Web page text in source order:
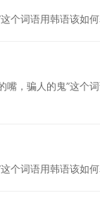
个词语用韩语该如
，骗人的鬼”这个
个词语用韩语该如